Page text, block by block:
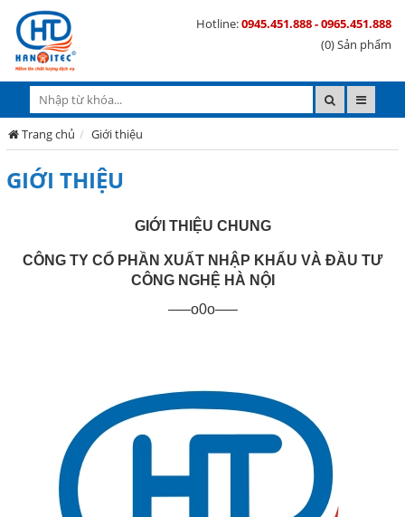
Hotline:0945.451.888 - 0965.451.888
(0) Sản phẩm
Trang chủ Giới thiệu
GIỚI THIỆU
GIỚI THIỆU CHUNG
CÔNG TY CỔ PHẦN XUẤT NHẬP KHẨU VÀ ĐẦU TƯ
CÔNG NGHỆ HÀ NỘI
—–o0o—–